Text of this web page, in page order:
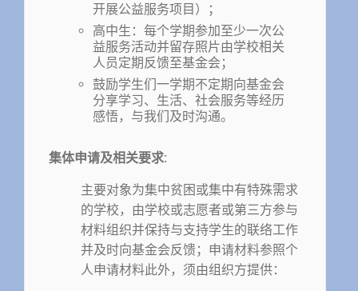
开展公益服务项目）；
高中生：每个学期参加至少一次公
益服务活动并留存照片由学校相关
人员定期反馈至基金会；
鼓励学生们一学期不定期向基金会
分享学习、生活、社会服务等经历
感悟，与我们及时沟通。
集体申请及相关要求:
主要对象为集中贫困或集中有特殊需求
的学校，由学校或志愿者或第三方参与
材料组织并保持与支持学生的联络工作
并及时向基金会反馈；申请材料参照个
人申请材料此外，须由组织方提供：